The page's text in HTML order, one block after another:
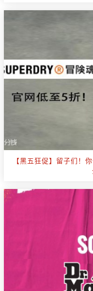
【黑五狂促】留子们！